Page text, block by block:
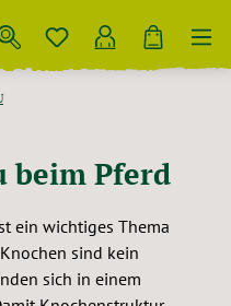
beim Pferd
ein wichtiges Thema
sind kein
sich in einem